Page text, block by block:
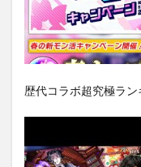
歴代コラボ超究極ラン